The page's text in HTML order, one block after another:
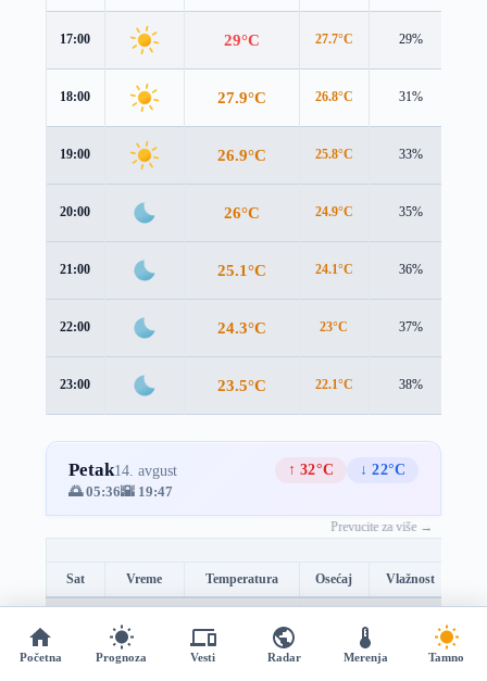
17:00 29°C 27.7°C 29%
18:00 27.9°C 26.8°C 31%
19:00 26.9°C 25.8°C 33%
20:00 26°C 24.9°C 35%
21:00 25.1°C 24.1°C 36%
22:00 24.3°C 23°C 37%
23:00 23.5°C 22.1°C 38%
Petak14. avgust ↑ 32°C
↓ 22°C
🌅 05:36🌇 19:47
Prevucite za više →
Sat Vreme Temperatura Osećaj Vlažnost
Početna Prognoza Vesti Radar Merenja Tamno